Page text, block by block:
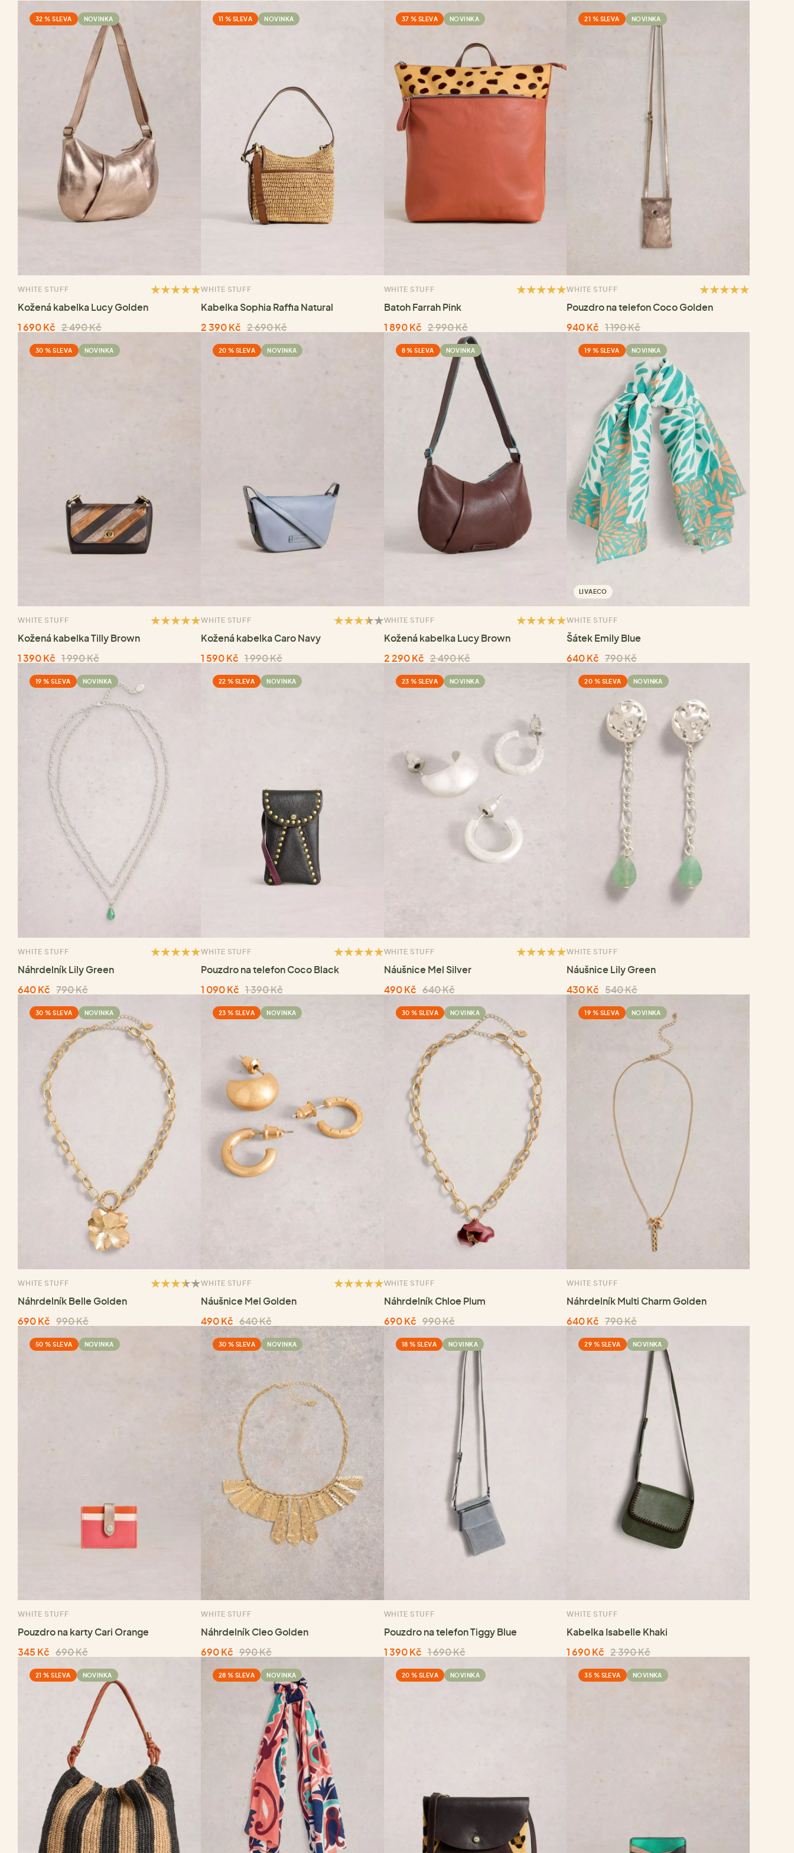
32 % SLEVA NOVINKA
WHITE STUFF
Kožená kabelka Lucy Golden
1 690 Kč 2 490 Kč
11 % SLEVA NOVINKA
WHITE STUFF
Kabelka Sophia Raffia Natural
2 390 Kč 2 690 Kč
37 % SLEVA NOVINKA
WHITE STUFF
Batoh Farrah Pink
1 890 Kč 2 990 Kč
21 % SLEVA NOVINKA
WHITE STUFF
Pouzdro na telefon Coco Golden
940 Kč 1 190 Kč
30 % SLEVA NOVINKA
WHITE STUFF
Kožená kabelka Tilly Brown
1 390 Kč 1 990 Kč
20 % SLEVA NOVINKA
WHITE STUFF
Kožená kabelka Caro Navy
1 590 Kč 1 990 Kč
8 % SLEVA NOVINKA
WHITE STUFF
Kožená kabelka Lucy Brown
2 290 Kč 2 490 Kč
19 % SLEVA NOVINKA
LIVAECO
WHITE STUFF
Šátek Emily Blue
640 Kč 790 Kč
19 % SLEVA NOVINKA
WHITE STUFF
Náhrdelník Lily Green
640 Kč 790 Kč
22 % SLEVA NOVINKA
WHITE STUFF
Pouzdro na telefon Coco Black
1 090 Kč 1 390 Kč
23 % SLEVA NOVINKA
WHITE STUFF
Náušnice Mel Silver
490 Kč 640 Kč
20 % SLEVA NOVINKA
WHITE STUFF
Náušnice Lily Green
430 Kč 540 Kč
30 % SLEVA NOVINKA
WHITE STUFF
Náhrdelník Belle Golden
690 Kč 990 Kč
23 % SLEVA NOVINKA
WHITE STUFF
Náušnice Mel Golden
490 Kč 640 Kč
30 % SLEVA NOVINKA
WHITE STUFF
Náhrdelník Chloe Plum
690 Kč 990 Kč
19 % SLEVA NOVINKA
WHITE STUFF
Náhrdelník Multi Charm Golden
640 Kč 790 Kč
50 % SLEVA NOVINKA
WHITE STUFF
Pouzdro na karty Cari Orange
345 Kč 690 Kč
30 % SLEVA NOVINKA
WHITE STUFF
Náhrdelník Cleo Golden
690 Kč 990 Kč
18 % SLEVA NOVINKA
WHITE STUFF
Pouzdro na telefon Tiggy Blue
1 390 Kč 1 690 Kč
29 % SLEVA NOVINKA
WHITE STUFF
Kabelka Isabelle Khaki
1 690 Kč 2 390 Kč
21 % SLEVA NOVINKA 28 % SLEVA NOVINKA 20 % SLEVA NOVINKA 35 % SLEVA NOVINKA